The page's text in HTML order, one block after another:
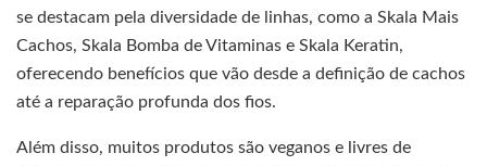
se destacam pela diversidade de linhas, como a Skala Mais
Cachos, Skala Bomba de Vitaminas e Skala Keratin,
oferecendo benefícios que vão desde a definição de cachos
até a reparação profunda dos fios.
Além disso, muitos produtos são veganos e livres de